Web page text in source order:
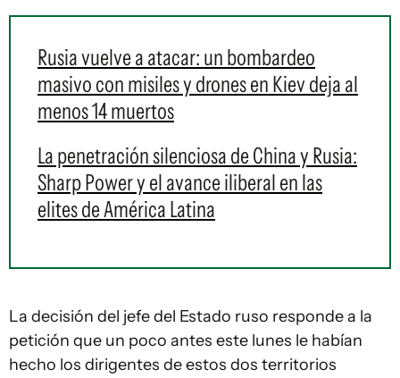
Rusia vuelve a atacar: un bombardeo
masivo con misiles y drones en Kiev deja al
menos 14 muertos
La penetración silenciosa de China y Rusia:
Sharp Power y el avance iliberal en las
elites de América Latina
La decisión del jefe del Estado ruso responde a la
petición que un poco antes este lunes le habían
hecho los dirigentes de estos dos territorios